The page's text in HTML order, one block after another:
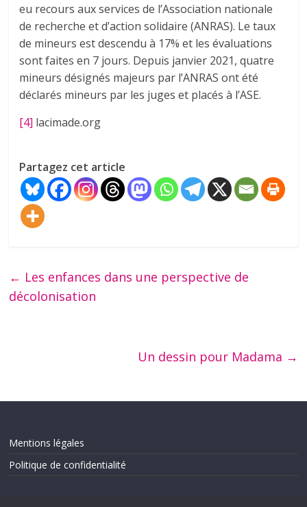
eu recours aux services de l’Association nationale
de recherche et d’action solidaire (ANRAS). Le taux
de mineurs est descendu à 17% et les évaluations
sont faites en 7 jours. Depuis janvier 2021, quatre
mineurs désignés majeurs par l’ANRAS ont été
déclarés mineurs par les juges et placés à l’ASE.
[4] lacimade.org
Partagez cet article
← Les enfances dans une perspective de
décolonisation
Un dessin pour Madama →
Mentions légales
Politique de confidentialité